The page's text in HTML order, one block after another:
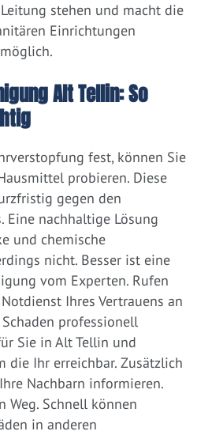
stehen und macht die
Einrichtungen
Alt Tellin: So
fest, können Sie
probieren. Diese
gegen den
Eine nachhaltige Lösung
und chemische
nicht. Besser ist eine
vom Experten. Rufen
Ihres Vertrauens an
professionell
Sie in Alt Tellin und
die Ihr erreichbar. Zusätzlich
Nachbarn informieren.
Weg. Schnell können
in anderen